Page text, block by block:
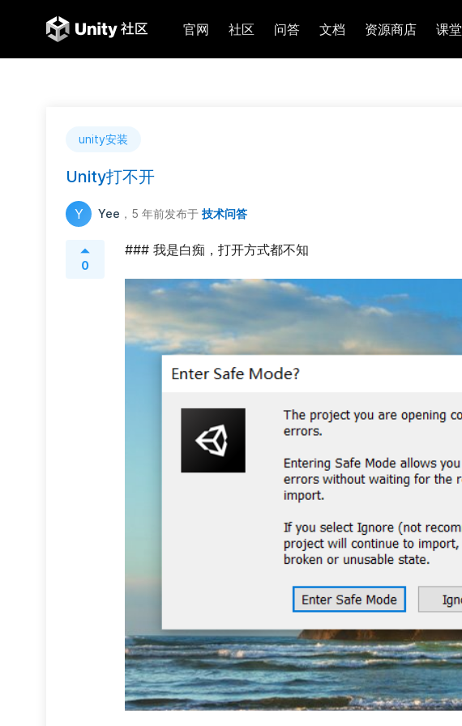
官网 社区 问答 文档 资源商店 课堂
unity安装
Unity打不开
Y Yee ，5 年前发布于 技术问答
0
### 我是白痴，打开方式都不知